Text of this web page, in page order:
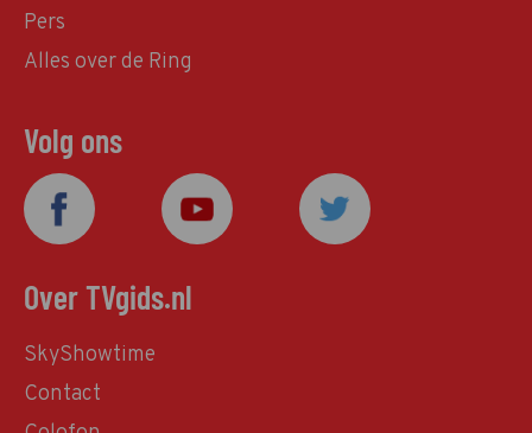
Pers
Alles over de Ring
Volg ons
Over TVgids.nl
SkyShowtime
Contact